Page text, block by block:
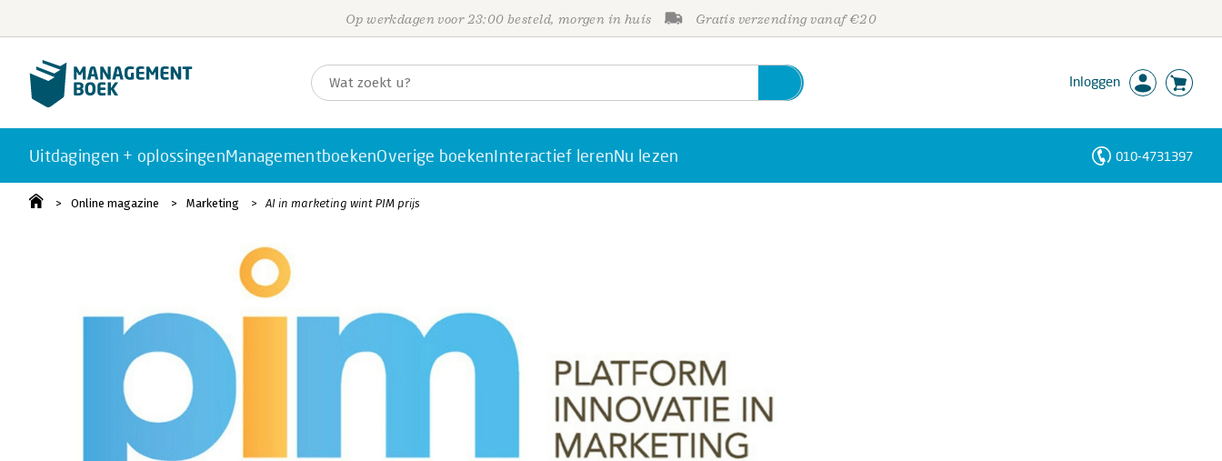
Op werkdagen voor 23:00 besteld, morgen in huis Gratis verzending vanaf €20
Inloggen
Uitdagingen + oplossingenManagementboekenOverige boekenInteractief lerenNu lezen 010-4731397
Online magazine Marketing AI in marketing wint PIM prijs
Personen